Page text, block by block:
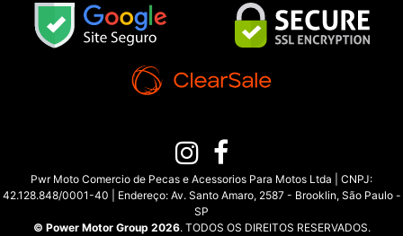
Pwr Moto Comercio de Pecas e Acessorios Para Motos Ltda | CNPJ:
42.128.848/0001-40 | Endereço: Av. Santo Amaro, 2587 - Brooklin, São Paulo -
SP
© Power Motor Group 2026. TODOS OS DIREITOS RESERVADOS.